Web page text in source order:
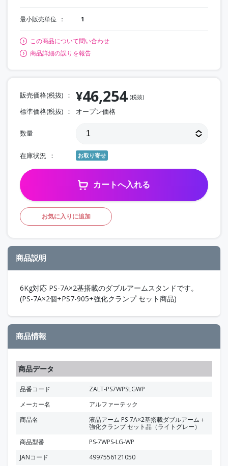
最小販売単位 1
この商品について問い合わせ
商品詳細の誤りを報告
販売価格(税抜) ¥46,254 (税抜)
標準価格(税抜) オープン価格
数量
在庫状況 お取り寄せ
カートへ入れる
お気に入りに追加
商品説明
6Kg対応 PS-7A×2基搭載のダブルアームスタンドです。
(PS-7A×2個+PS7-905+強化クランプ セット商品)
商品情報
商品データ
品番コード
ZALT-PS7WPSLGWP
メーカー名
アルファーテック
商品名
液晶アーム PS-7A×2基搭載ダブルアーム＋
強化クランプ セット品（ライトグレー）
商品型番
PS-7WPS-LG-WP
JANコード
4997556121050